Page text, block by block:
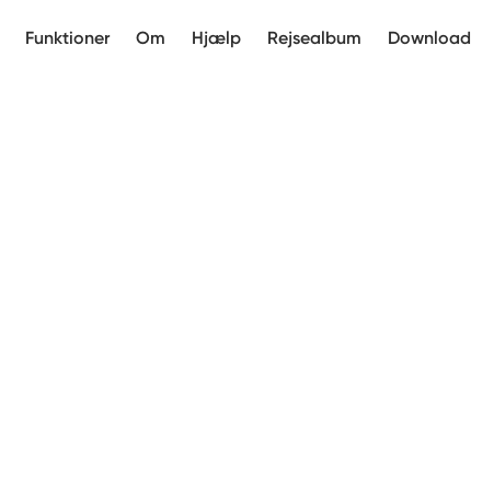
Funktioner Om Hjælp Rejsealbum Download